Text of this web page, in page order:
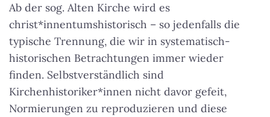
Ab der sog. Alten Kirche wird es
christ*innentumshistorisch – so jedenfalls die
typische Trennung, die wir in systematisch-
historischen Betrachtungen immer wieder
finden. Selbstverständlich sind
Kirchenhistoriker*innen nicht davor gefeit,
Normierungen zu reproduzieren und diese